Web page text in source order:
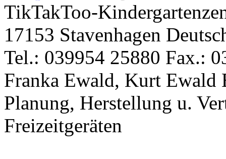
TikTakToo-
17153 Stavenhagen
Tel.: 039954 25880 Fax.:
Franka Ewald, Kurt Ewald
Planung, Herstellung u.
Freizeitgeräten